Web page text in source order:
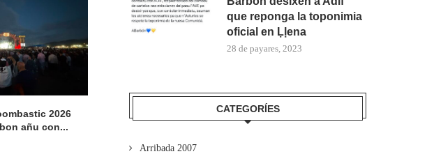
2026
añu con...
Semando Son amuesa’l nuevu folk
que reponga la toponimia
oficial en Ḷḷena
28 de payares, 2023
CATEGORÍES
Arribada 2007